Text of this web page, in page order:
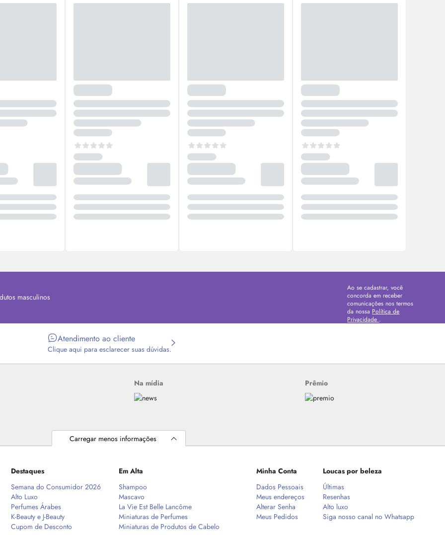
masculinos
Ao se cadastrar, você
concorda em receber
comunicações nos termos
da nossa Política de
Privacidade .
Atendimento ao cliente
Clique aqui para esclarecer suas dúvidas.
Na mídia Prêmio
Carregar menos informações
Destaques
Semana do Consumidor 2026
Alto Luxo
Perfumes Árabes
K-Beauty e J-Beauty
Cupom de Desconto
Em Alta
Shampoo
Mascavo
La Vie Est Belle Lancôme
Miniaturas de Perfumes
Miniaturas de Produtos de Cabelo
Minha Conta
Dados Pessoais
Meus endereços
Alterar Senha
Meus Pedidos
Loucas por beleza
Últimas
Resenhas
Alto luxo
Siga nosso canal no Whatsapp